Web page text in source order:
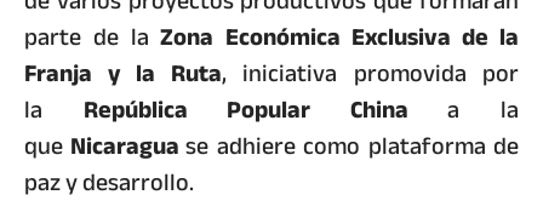
parte de la Zona Económica Exclusiva de la
Franja y la Ruta, iniciativa promovida por
la República Popular Chinaa la
queNicaraguase adhiere como plataforma de
paz y desarrollo.